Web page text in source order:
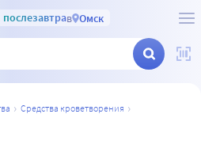
послезавтрав Омск
средства кроветворения